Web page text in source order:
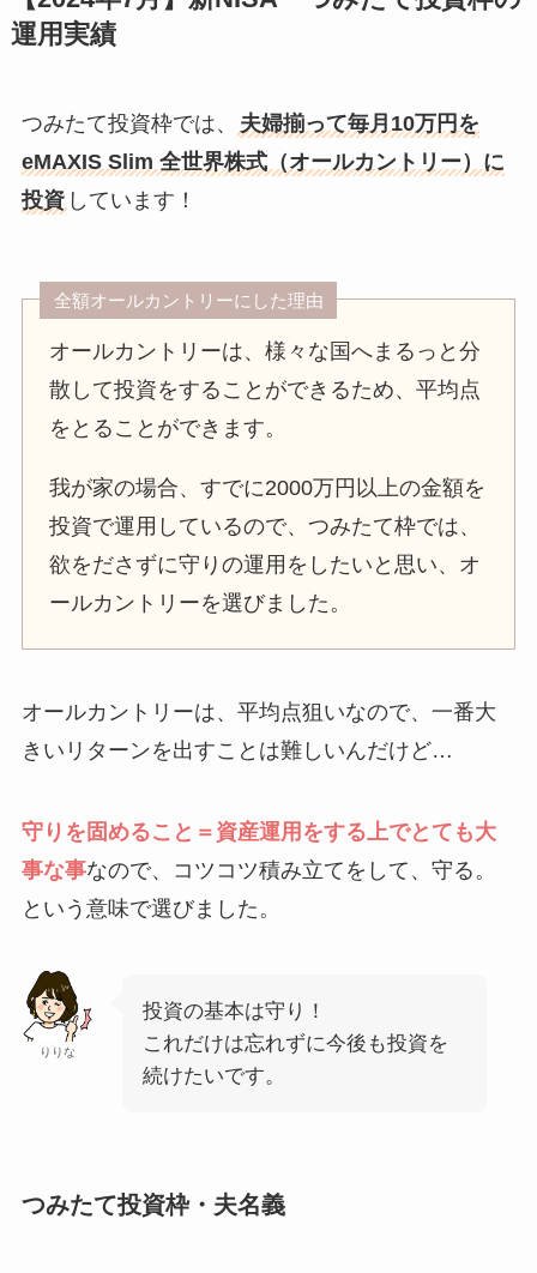
運用実績
つみたて投資枠では、
夫婦揃って毎月10万円を
eMAXIS Slim 全世界株式（オールカントリー）に
投資 しています！
全額オールカントリーにした理由
オールカントリーは、様々な国へまるっと分
散して投資をすることができるため、平均点
をとることができます。
我が家の場合、すでに2000万円以上の金額を
投資で運用しているので、つみたて枠では、
欲をださずに守りの運用をしたいと思い、オ
ールカントリーを選びました。
オールカントリーは、平均点狙いなので、一番大
きいリターンを出すことは難しいんだけど…
守りを固めること＝資産運用をする上でとても大
事な事なので、コツコツ積み立てをして、守る。
という意味で選びました。
りりな
投資の基本は守り！
これだけは忘れずに今後も投資を
続けたいです。
つみたて投資枠・夫名義